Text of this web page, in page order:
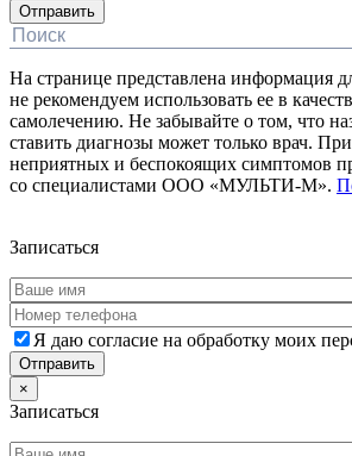
На странице представлена информация
не рекомендуем использовать ее в
самолечению. Не забывайте о том, что
ставить диагнозы может только врач.
неприятных и беспокоящих симптомов
со специалистами ООО «МУЛЬТИ-М».
Записаться
Я даю согласие на обработку моих
×
Записаться